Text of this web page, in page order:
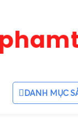
DANH MỤC